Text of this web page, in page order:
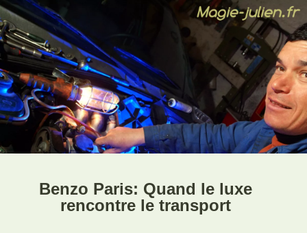
Benzo Paris: Quand le luxe
rencontre le transport